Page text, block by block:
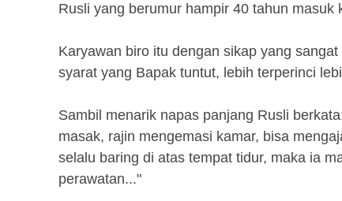
Rusli yang berumur hampir 40 tahun masuk
Karyawan biro itu dengan sikap yang
syarat yang Bapak tuntut, lebih terperinci
Sambil menarik napas panjang Rusli
masak, rajin mengemasi kamar, bisa
selalu baring di atas tempat tidur, maka ia
perawatan..."